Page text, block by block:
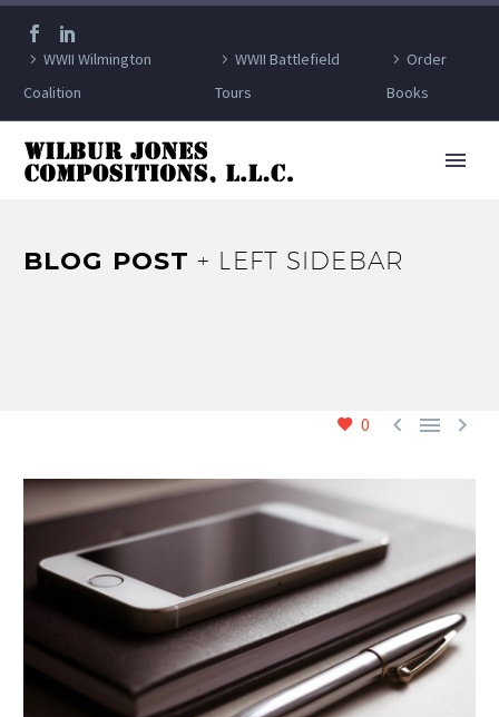
WWII Wilmington
Coalition
WWII Battlefield
Tours
Order
Books
BLOG POST+ LEFT SIDEBAR
0   